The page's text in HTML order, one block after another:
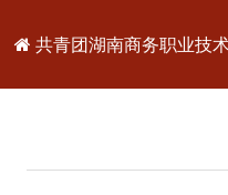
共青团湖南商务职业技